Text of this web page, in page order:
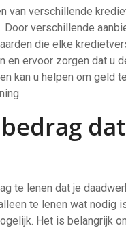
van verschillende
verschillende
die elke
en ervoor zorgen dat u
kan u helpen om geld
te lenen dat je
te lenen wat nodig
Het is belangrijk